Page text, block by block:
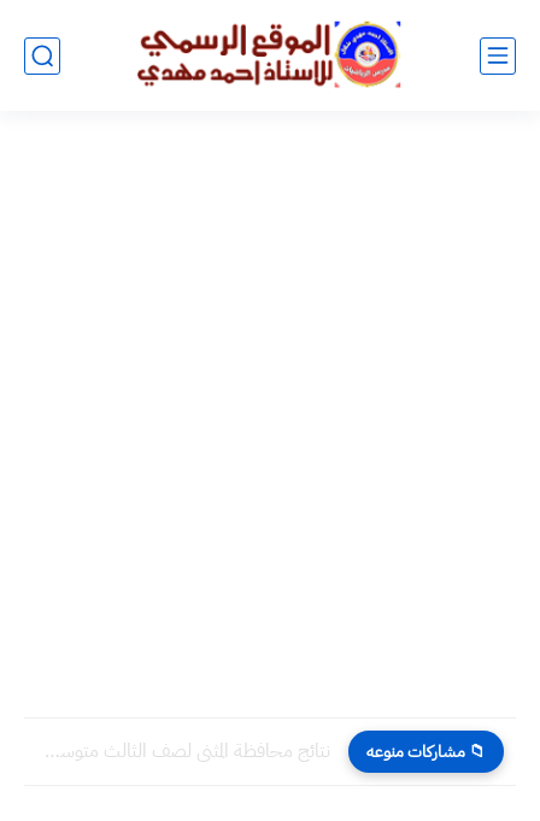
📁 مشاركات منوعه نتائج محافظة المثنى لصف الثالث متوسط الدور الاول لعام 2021-2022...